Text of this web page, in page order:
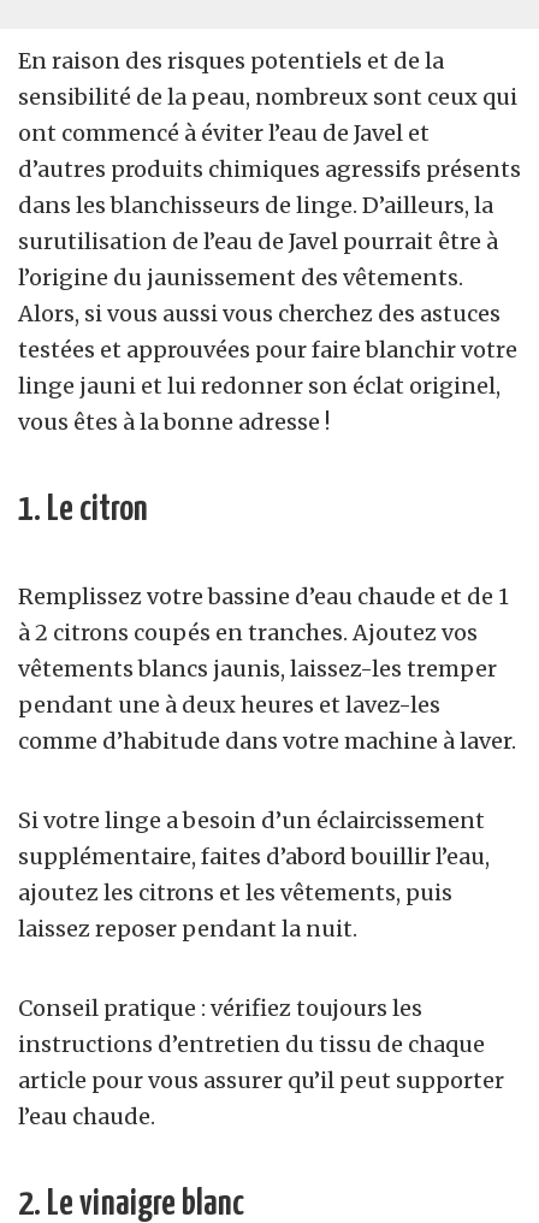
En raison des risques potentiels et de la
sensibilité de la peau, nombreux sont ceux qui
ont commencé à éviter l’eau de Javel et
d’autres produits chimiques agressifs présents
dans les blanchisseurs de linge. D’ailleurs, la
surutilisation de l’eau de Javel pourrait être à
l’origine du jaunissement des vêtements.
Alors, si vous aussi vous cherchez des astuces
testées et approuvées pour faire blanchir votre
linge jauni et lui redonner son éclat originel,
vous êtes à la bonne adresse !
1. Le citron
Remplissez votre bassine d’eau chaude et de 1
à 2 citrons coupés en tranches. Ajoutez vos
vêtements blancs jaunis, laissez-les tremper
pendant une à deux heures et lavez-les
comme d’habitude dans votre machine à laver.
Si votre linge a besoin d’un éclaircissement
supplémentaire, faites d’abord bouillir l’eau,
ajoutez les citrons et les vêtements, puis
laissez reposer pendant la nuit.
Conseil pratique : vérifiez toujours les
instructions d’entretien du tissu de chaque
article pour vous assurer qu’il peut supporter
l’eau chaude.
2. Le vinaigre blanc